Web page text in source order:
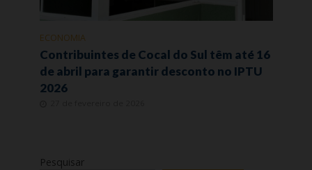
ECONOMIA
Contribuintes de Cocal do Sul têm até 16
de abril para garantir desconto no IPTU
2026
Pesquisar